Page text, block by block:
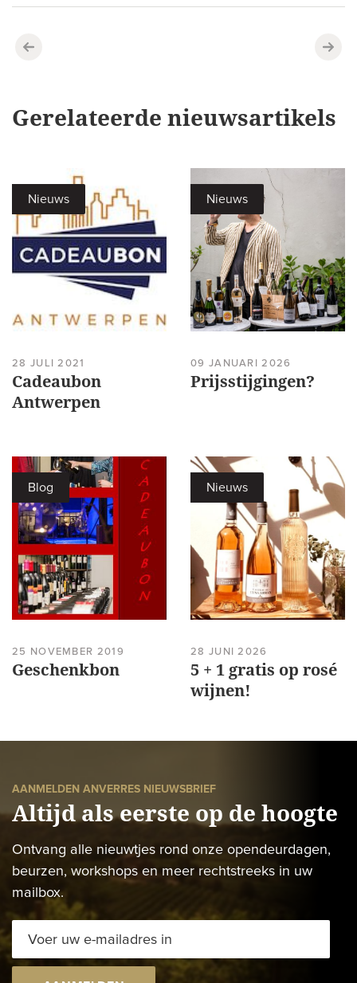
Gerelateerde nieuwsartikels
Nieuws
28 JULI 2021
Cadeaubon
Antwerpen
Nieuws
09 JANUARI 2026
Prijsstijgingen?
Blog
25 NOVEMBER 2019
Geschenkbon
Nieuws
28 JUNI 2026
5 + 1 gratis op rosé
wijnen!
AANMELDEN ANVERRES NIEUWSBRIEF
Altijd als eerste op de hoogte
Ontvang alle nieuwtjes rond onze opendeurdagen,
beurzen, workshops en meer rechtstreeks in uw
mailbox.